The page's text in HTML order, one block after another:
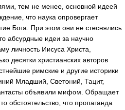
, тем не менее, основной идеей
что наука опровергает
Бога. При этом они не стеснялись
абсурдные идеи за научно
личность Иисуса Христа,
десятки христианских авторов
римские и другие историки
Младший, Светоний, Тацит,
объявили мифом. Обращает
обстоятельство, что пропаганда